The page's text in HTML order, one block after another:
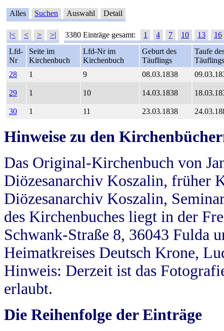
Alles Suchen Auswahl Detail
|< < > >| 3380 Einträge gesamt: 1 4 7 10 13
16
Lfd-
Nr
Seite im
Kirchenbuch
Lfd-Nr im
Kirchenbuch
Geburt des
Täuflings
Taufe
Täuflings
28
1 9 08.03.1838
29 1 10 14.03.1838
30 1 11 23.03.1838
Hinweise zu den
Das Original-Kirchenbuch von
Diözesanarchiv Koszalin, früher
Diözesanarchiv Koszalin,
des Kirchenbuches liegt in der
Schwank-Straße 8, 36043 Fulda
Heimatkreises Deutsch Krone,
Hinweis: Derzeit ist das
erlaubt.
Die Reihenfolge der Einträge